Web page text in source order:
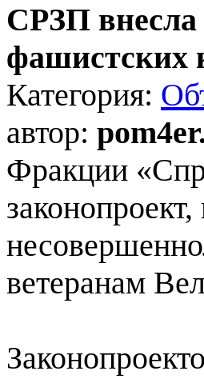
СРЗП внесла
фашистских
Категория:
автор:
Фракции
ветеранам